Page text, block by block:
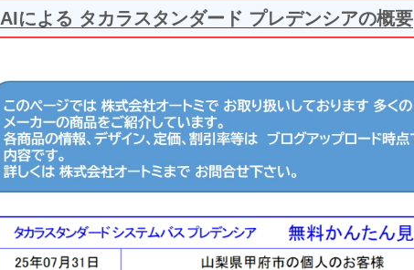
AIによる タカラスタンダード プレデンシアの概要